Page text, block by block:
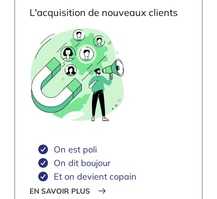
L'acquisition de nouveaux clients
On est poli
On dit boujour
Et on devient copain
EN SAVOIR PLUS